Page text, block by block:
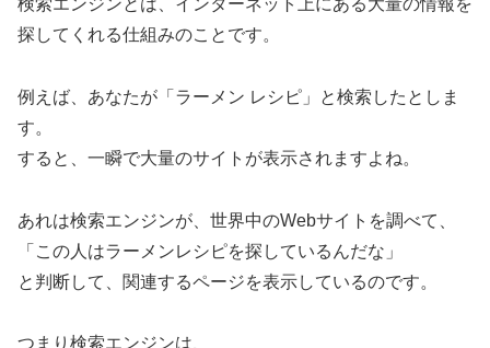
検索エンジンとは、インターネット上にある大量の情報を
探してくれる仕組みのことです。
例えば、あなたが「ラーメン レシピ」と検索したとしま
す。
すると、一瞬で大量のサイトが表示されますよね。
あれは検索エンジンが、世界中のWebサイトを調べて、
「この人はラーメンレシピを探しているんだな」
と判断して、関連するページを表示しているのです。
つまり検索エンジンは、